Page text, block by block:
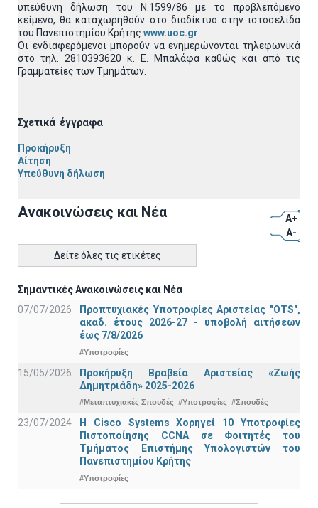
υπεύθυνη δήλωση του Ν.1599/86 με το προβλεπόμενο
κείμενο, θα καταχωρηθούν στο διαδίκτυο στην ιστοσελίδα
του Πανεπιστημίου Κρήτης www.uoc.gr
Οι ενδιαφερόμενοι μπορούν να ενημερώνονται τηλεφωνικά
στο τηλ. 2810393620 κ. Ε. Μπαλάφα καθώς και από τις
Γραμματείες των Τμημάτων.
Σχετικά έγγραφα
Προκήρυξη
Αίτηση
Υπεύθυνη δήλωση
Ανακοινώσεις και Νέα
A+
A-
Δείτε όλες τις ετικέτες
Σημαντικές Ανακοινώσεις και Νέα
07/07/2026
Προπτυχιακές Υποτροφίες Αριστείας "OTS",
ακαδ. έτους 2026-27 - υποβολή αιτήσεων
έως 7/8/2026
#Υποτροφίες
15/05/2026
Προκήρυξη Βραβεία Αριστείας «Ζωής
Δημητριάδη» 2025-2026
#Μεταπτυχιακές Σπουδές #Υποτροφίες #Σπουδές
23/07/2024
Η Cisco Systems Χορηγεί 10 Υποτροφίες
Πιστοποίησης CCNA σε Φοιτητές του
Τμήματος Επιστήμης Υπολογιστών του
Πανεπιστημίου Κρήτης
#Υποτροφίες